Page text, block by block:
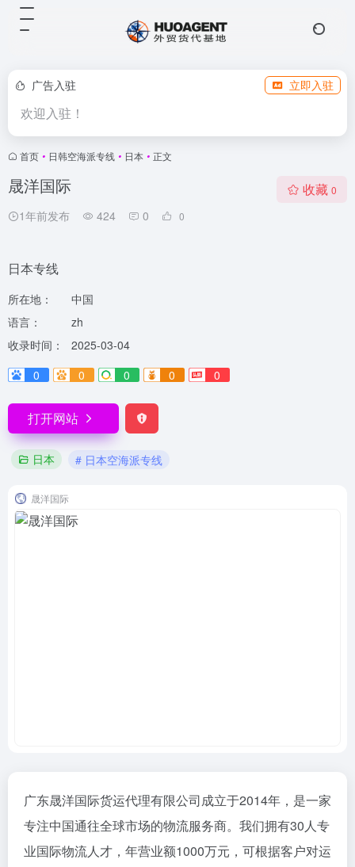
广告入驻 立即入驻
欢迎入驻！
首页 • 日韩空海派专线 • 日本 • 正文
晟洋国际
1年前发布 424 0 0
收藏 0
日本专线
所在地：
中国
语言：
zh
收录时间：
2025-03-04
0
0 0 0 0
打开网站
日本 # 日本空海派专线
晟洋国际
广东晟洋国际货运代理有限公司成立于2014年，是一家
专注中国通往全球市场的物流服务商。我们拥有30人专
业国际物流人才，年营业额1000万元，可根据客户对运